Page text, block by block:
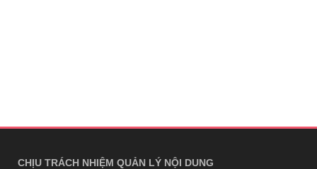
CHỊU TRÁCH NHIỆM QUẢN LÝ NỘI DUNG